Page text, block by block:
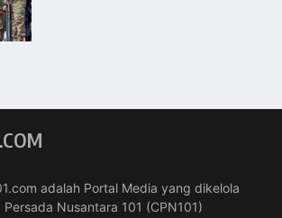
adalah Portal Media yang dikelola
Nusantara 101 (CPN101)